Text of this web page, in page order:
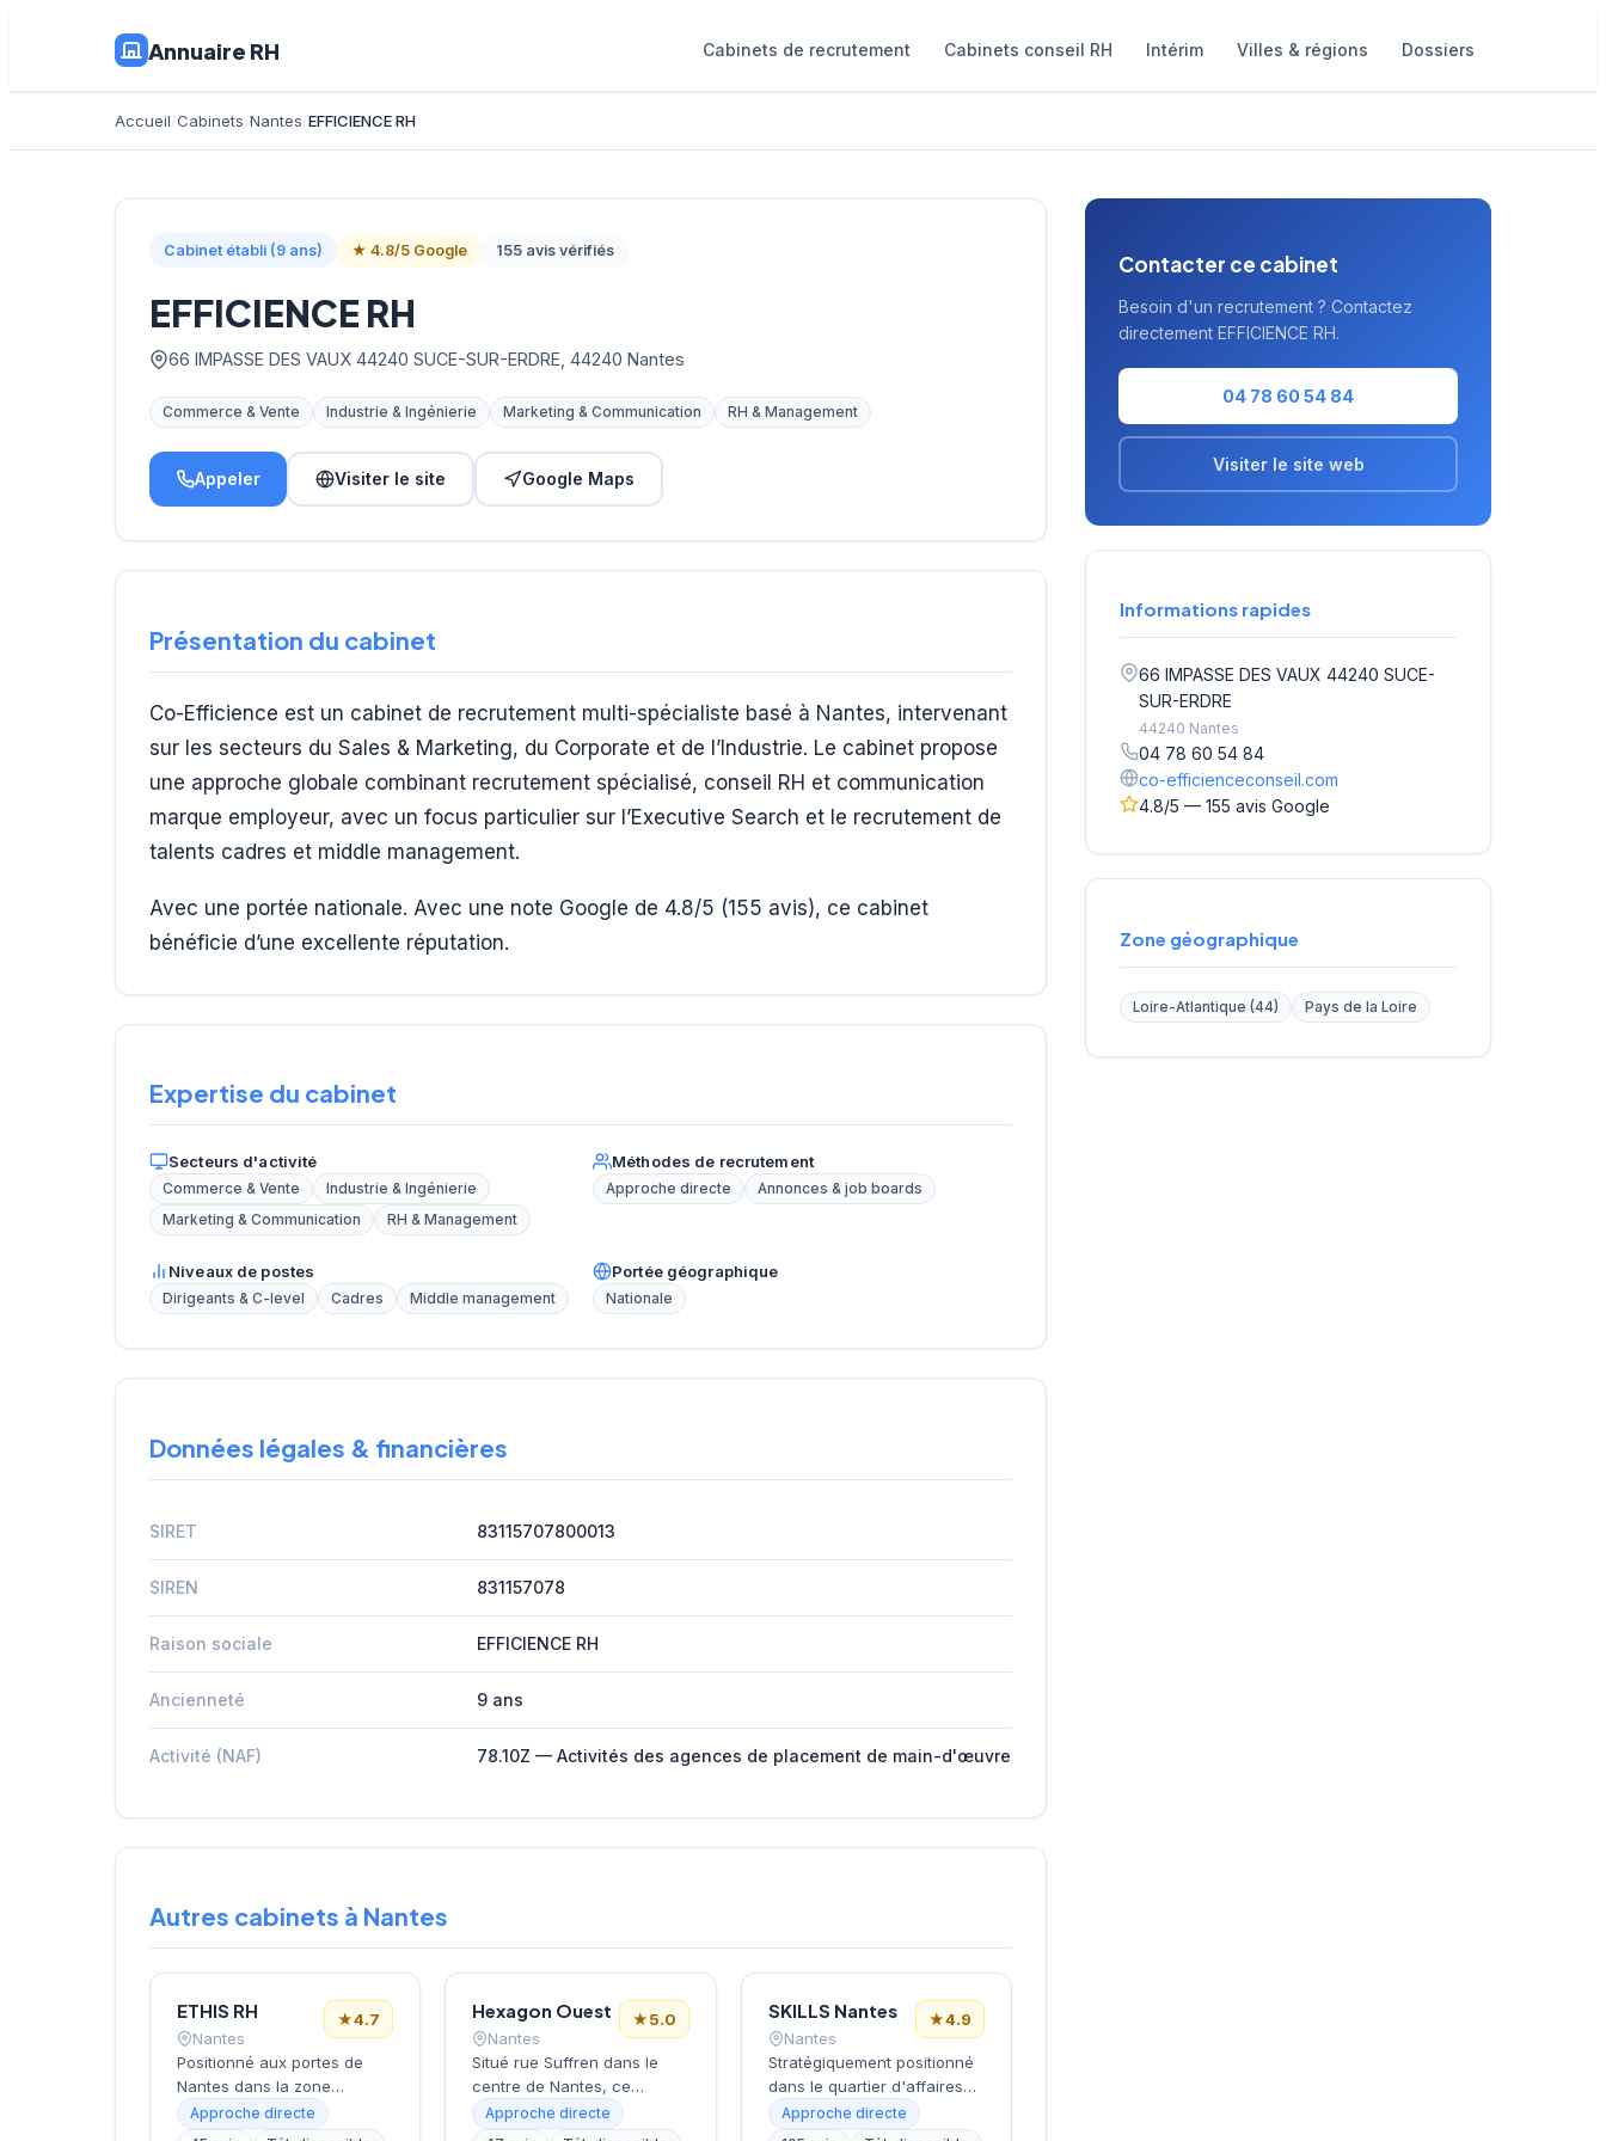
Annuaire RH Cabinets de recrutement Cabinets conseil RH Intérim Villes & régions Dossiers
Accueil Cabinets Nantes EFFICIENCE RH
Cabinet établi (9 ans) ★ 4.8/5 Google 155 avis vérifiés
EFFICIENCE RH
66 IMPASSE DES VAUX 44240 SUCE-SUR-ERDRE, 44240 Nantes
Commerce & Vente Industrie & Ingénierie Marketing & Communication RH & Management
Appeler Visiter le site Google Maps
Présentation du cabinet
Co-Efficience est un cabinet de recrutement multi-spécialiste basé à Nantes, intervenant
sur les secteurs du Sales & Marketing, du Corporate et de l’Industrie. Le cabinet propose
une approche globale combinant recrutement spécialisé, conseil RH et communication
marque employeur, avec un focus particulier sur l’Executive Search et le recrutement de
talents cadres et middle management.
Avec une portée nationale. Avec une note Google de 4.8/5 (155 avis), ce cabinet
bénéficie d’une excellente réputation.
Expertise du cabinet
Secteurs d'activité
Commerce & Vente
Industrie & Ingénierie
Marketing & Communication
RH & Management
Méthodes de recrutement
Approche directe Annonces & job boards
Niveaux de postes
Dirigeants & C-level Cadres Middle management
Portée géographique
Nationale
Données légales & financières
SIRET 83115707800013
SIREN 831157078
Raison sociale EFFICIENCE RH
Ancienneté 9 ans
Activité (NAF) 78.10Z — Activités des agences de placement de main-d'œuvre
Autres cabinets à Nantes
ETHIS RH
Nantes
★4.7
Positionné aux portes de
Nantes dans la zone
d'activité de Saint-Herblain,
ce cabinet de recrutement
Approche directe
Hexagon Ouest
Nantes
★5.0
Situé rue Suffren dans le
centre de Nantes, ce
cabinet de recrutement
développe ses activités de
Approche directe
SKILLS Nantes
Nantes
★4.9
Stratégiquement positionné
dans le quartier d'affaires
Euronantes, ce cabinet de
recrutement accompagne
Approche directe
Contacter ce cabinet
Besoin d'un recrutement ? Contactez
directement EFFICIENCE RH.
04 78 60 54 84
Visiter le site web
Informations rapides
66 IMPASSE DES VAUX 44240 SUCE-
SUR-ERDRE
44240 Nantes
04 78 60 54 84
co-efficienceconseil.com
4.8/5 — 155 avis Google
Zone géographique
Loire-Atlantique (44) Pays de la Loire